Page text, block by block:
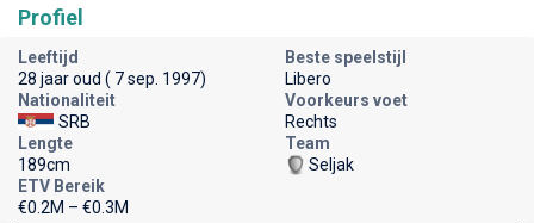
Profiel
Leeftijd
28 jaar oud ( 7 sep. 1997)
Beste speelstijl
Libero
Nationaliteit
SRB
Voorkeurs voet
Rechts
Lengte
189cm
Team
Seljak
ETV Bereik
€0.2M – €0.3M